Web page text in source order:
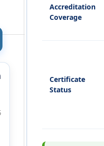
Accreditation
Coverage
Certificate
Status